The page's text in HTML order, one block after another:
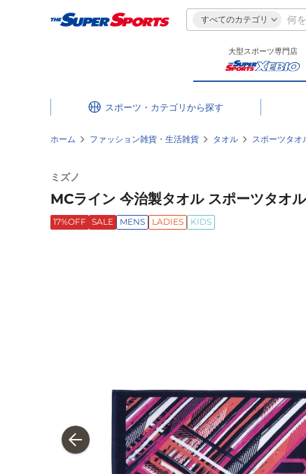
すべてのカテゴリ
大型スポーツ専門店
スポーツ・カテゴリ
ホーム ファッション雑貨・生活雑貨 タオル スポーツタオ
ミズノ
MCライン 今治製タオル スポーツタオ
17%OFF SALE MENS LADIES KIDS